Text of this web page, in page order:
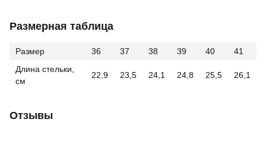
Размерная таблица
Размер 36 37 38 39 40
41
Длина стельки,
см
22,9 23,5 24,1 24,8 25,5 26,1
Отзывы